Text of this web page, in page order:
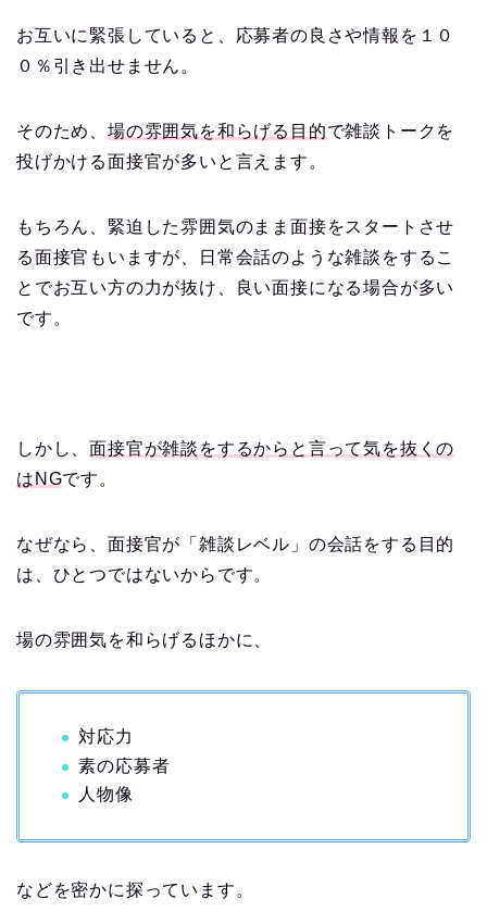
お互いに緊張していると、応募者の良さや情報を１０
０％引き出せません。
そのため、 場の雰囲気を和らげる目的で雑談トークを
投げかける面接官が多いと言えます。
もちろん、緊迫した雰囲気のまま面接をスタートさせ
る面接官もいますが、日常会話のような雑談をするこ
とでお互い方の力が抜け、良い面接になる場合が多い
です。
しかし、面接官が雑談をするからと言って気を抜くの
はNGです。
なぜなら、面接官が「雑談レベル」の会話をする目的
は、ひとつではないからです。
場の雰囲気を和らげるほかに、
対応力
素の応募者
人物像
などを密かに探っています。